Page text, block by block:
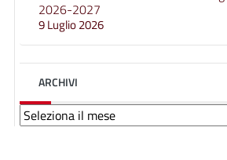
2026-2027
9 Luglio 2026
ARCHIVI
Archivi